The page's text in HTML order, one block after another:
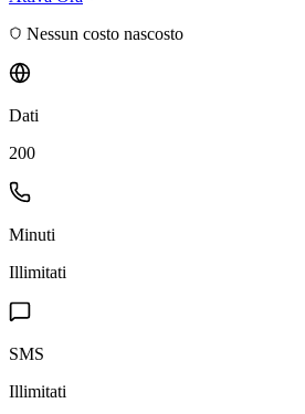
Nessun costo nascosto
Dati
200
Minuti
Illimitati
SMS
Illimitati